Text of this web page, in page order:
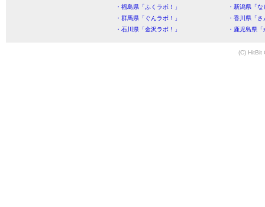
・福島県「ふくラボ！」
・新潟県「
・群馬県「ぐんラボ！」
・香川県「
・石川県「金沢ラボ！」
・鹿児島県
(C) HitBit